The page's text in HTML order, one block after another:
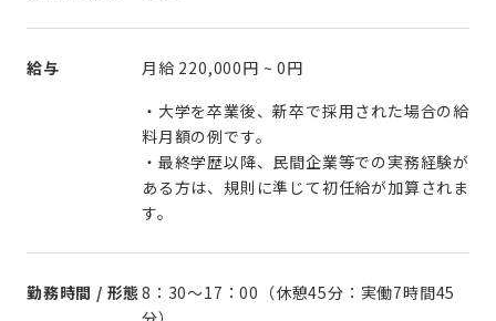
給与 月給 220,000円 ~0円
・大学を卒業後、新卒で採用された場合の給
料月額の例です。
・最終学歴以降、民間企業等での実務経験が
ある方は、規則に準じて初任給が加算されま
す。
勤務時間 / 形態8：30～17：00（休憩45分：実働7時間45